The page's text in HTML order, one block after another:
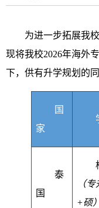
为进一步拓展我
现将我校2026年海外
下，供有升学规划的同
国
家
泰
国
（
+硕）